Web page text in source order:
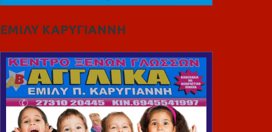
ΕΜΙΛΥ ΚΑΡΥΓΙΑΝΝΗ